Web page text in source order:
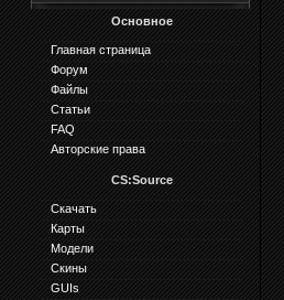
Основное
Главная страница
Форум
Файлы
Статьи
FAQ
Авторские права
CS:Source
Скачать
Карты
Модели
Скины
GUIs